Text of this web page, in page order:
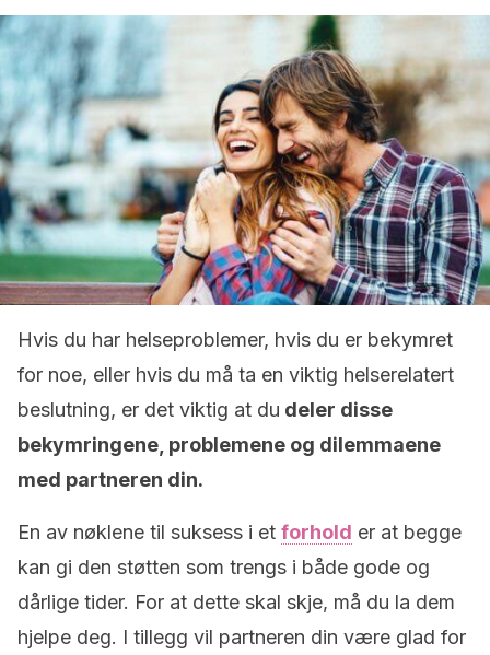
Hvis du har helseproblemer, hvis du er bekymret
for noe, eller hvis du må ta en viktig helserelatert
beslutning, er det viktig at du deler disse
bekymringene, problemene og dilemmaene
med partneren din.
En av nøklene til suksess i et forhold er at begge
kan gi den støtten som trengs i både gode og
dårlige tider. For at dette skal skje, må du la dem
hjelpe deg. I tillegg vil partneren din være glad for